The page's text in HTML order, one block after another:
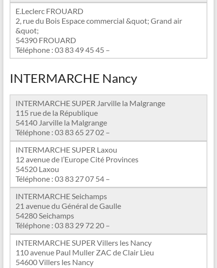
E.Leclerc FROUARD
2, rue du Bois Espace commercial &quot; Grand air
&quot;
54390 FROUARD
Téléphone : 03 83 49 45 45 –
INTERMARCHE Nancy
INTERMARCHE SUPER Jarville la Malgrange
115 rue de la République
54140 Jarville la Malgrange
Téléphone : 03 83 65 27 02 –
INTERMARCHE SUPER Laxou
12 avenue de l’Europe Cité Provinces
54520 Laxou
Téléphone : 03 83 27 07 54 –
INTERMARCHE Seichamps
21 avenue du Général de Gaulle
54280 Seichamps
Téléphone : 03 83 29 72 20 –
INTERMARCHE SUPER Villers les Nancy
110 avenue Paul Muller ZAC de Clair Lieu
54600 Villers les Nancy